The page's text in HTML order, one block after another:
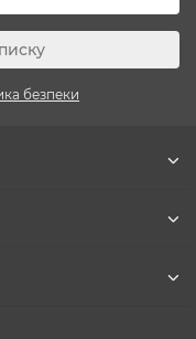
безпеки